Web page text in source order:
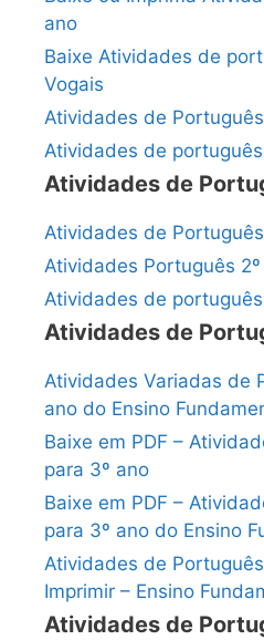
ano
Baixe Atividades de
Vogais
Atividades de
Atividades de português
Atividades de
Atividades de
Atividades Português
Atividades de
Atividades de
Atividades Variadas de
ano do Ensino
Baixe em PDF –
para 3º ano
Baixe em PDF –
para 3º ano do Ensino
Atividades de
Imprimir – Ensino
Atividades de